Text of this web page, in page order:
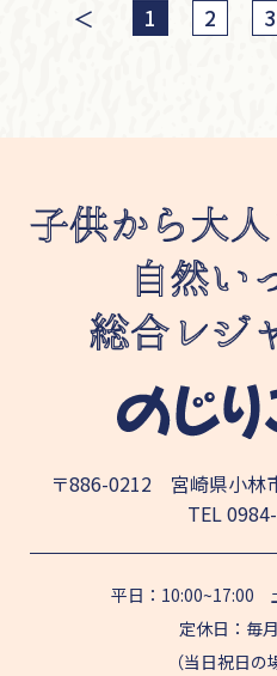
＜ 1 2 3
〒886-0212 宮崎県小林
TEL
平日：10:00~17:00
定休日：毎
（当日祝日の